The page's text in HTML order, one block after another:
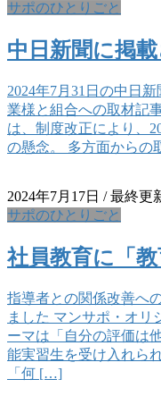
サポのひとりごと
中日新聞に掲
2024年7月31日の中日
業様と組合への取材記
は、制度改正により、
の懸念。 多方面から
2024年7月17日 / 最終更
サポのひとりごと
社員教育に「
指導者との関係改善へ
ました マンサポ・オリ
ーマは「自分の評価は
能実習生を受け入れら
「何 […]